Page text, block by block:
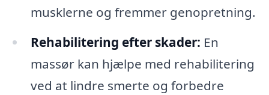
musklerne og fremmer genopretning.
Rehabilitering efter skader: En
massør kan hjælpe med rehabilitering
ved at lindre smerte og forbedre